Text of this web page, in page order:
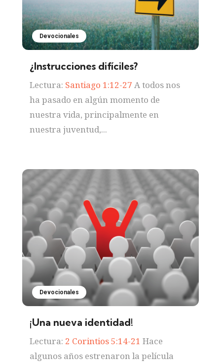
Devocionales
¿Instrucciones difíciles?
Lectura: Santiago 1:12-27 A todos nos
ha pasado en algún momento de
nuestra vida, principalmente en
nuestra juventud,...
Devocionales
¡Una nueva identidad!
Lectura: 2 Corintios 5:14-21 Hace
algunos años estrenaron la película